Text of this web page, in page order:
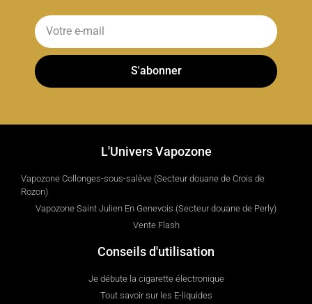
S'abonner
L'Univers Vapozone
Vapozone Collonges-sous-salève (Secteur douane de Crois de
Rozon)
Vapozone Saint Julien En Genevois (Secteur douane de Perly)
Vente Flash
Conseils d'utilisation
Je débute la cigarette électronique
Tout savoir sur les E-liquides